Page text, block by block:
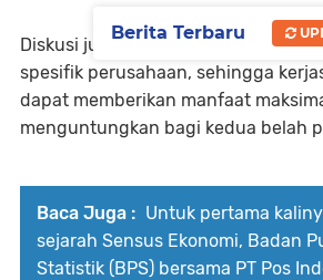
Diskusi juga berfokus pada
spesifik perusahaan, sehingga
dapat memberikan manfaat
menguntungkan bagi kedua belah
Baca Juga : Untuk pertama
sejarah Sensus Ekonomi, Badan
Statistik (BPS) bersama PT Pos
Berita Terbaru